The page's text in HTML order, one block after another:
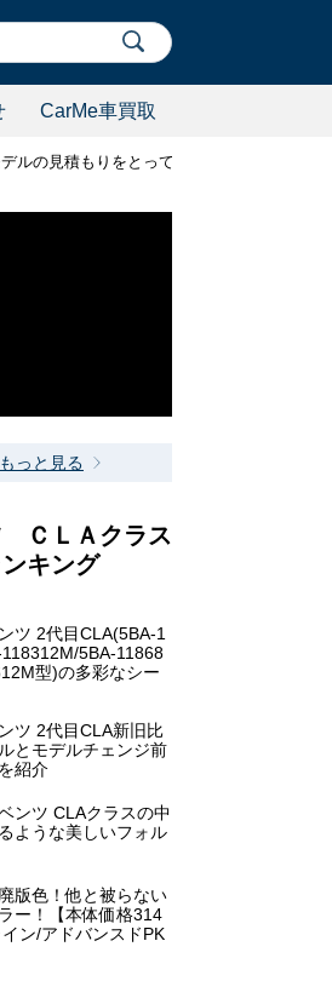
CarMe車買取
ルの見積もりをとってみた
っと見る
ＣＬＡクラス
キング
ツ 2代目CLA(5BA-1
5BA-11868
型)の多彩なシー
ツ 2代目CLA新旧比
とモデルチェンジ前
紹介
ンツ CLAクラスの中
ような美しいフォル
版色！他と被らない
ー！【本体価格314
ン/アドバンスドPK